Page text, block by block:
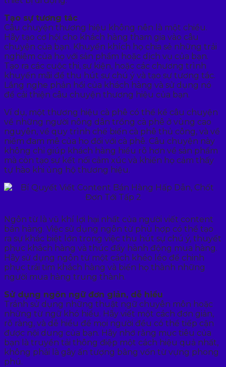
Tạo sự tương tác
Câu chuyện thương hiệu không nên là một chiều.
Hãy tạo cơ hội cho khách hàng tham gia vào câu
chuyện của bạn. Khuyến khích họ chia sẻ những trải
nghiệm của họ với sản phẩm hoặc dịch vụ của bạn.
Tạo ra các cuộc thi, sự kiện, hoặc các chương trình
khuyến mãi để thu hút sự chú ý và tạo sự tương tác.
Lắng nghe phản hồi của khách hàng và sử dụng nó
để cải thiện câu chuyện thương hiệu của bạn.
Ví dụ, một thương hiệu cà phê có thể kể câu chuyện
về những người nông dân trồng cà phê ở vùng cao
nguyên, về quy trình chế biến cà phê thủ công, và về
niềm đam mê của họ đối với cà phê. Câu chuyện này
không chỉ giúp khách hàng hiểu rõ hơn về sản phẩm
mà còn tạo sự kết nối cảm xúc và khiến họ cảm thấy
tự hào khi ủng hộ thương hiệu.
Ngôn từ là vũ khí lợi hại nhất của người viết content
bán hàng. Việc sử dụng ngôn từ phù hợp có thể tạo
ra sự khác biệt lớn trong việc thu hút sự chú ý, thuyết
phục khách hàng và thúc đẩy hành động mua hàng.
Hãy sử dụng ngôn từ một cách khéo léo để chinh
phục trái tim khách hàng và biến họ thành những
người mua hàng trung thành.
Sử dụng ngôn ngữ đơn giản, dễ hiểu
Tránh sử dụng những thuật ngữ chuyên môn hoặc
những từ ngữ khó hiểu. Hãy viết một cách đơn giản,
rõ ràng, và dễ hiểu để mọi người đều có thể tiếp cận
được nội dung của bạn. Hãy nhớ rằng mục tiêu của
bạn là truyền tải thông điệp một cách hiệu quả nhất,
không phải là gây ấn tượng bằng vốn từ vựng phong
phú.